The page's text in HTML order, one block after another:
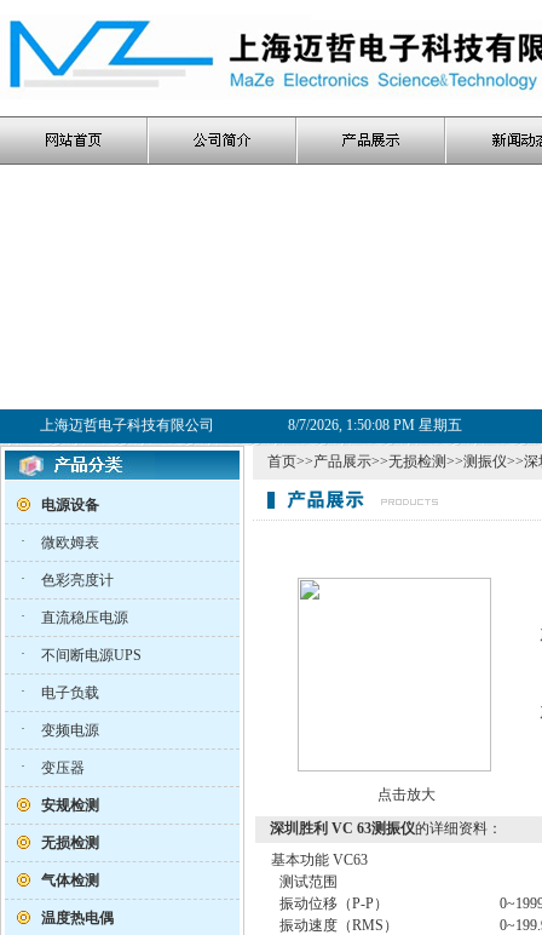
上海迈哲电子科技有限公司 8/7/2026, 1:50:08 PM 星期五
电源设备
· 微欧姆表
· 色彩亮度计
· 直流稳压电源
· 不间断电源UPS
· 电子负载
· 变频电源
· 变压器
安规检测
无损检测
气体检测
温度热电偶
首页>>产品展示>>无损检测>>测振仪>>深
点击放大
深圳胜利 VC 63测振仪的详细资料：
基本功能 VC63
测试范围
振动位移 （P-P）
振动速度 （RMS）